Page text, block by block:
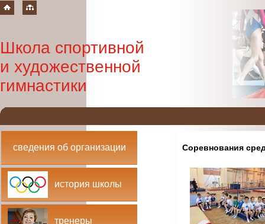
Школа спортивной
и художественной
гимнастики
сведения об организации
история школы
тренеры
Соревнования